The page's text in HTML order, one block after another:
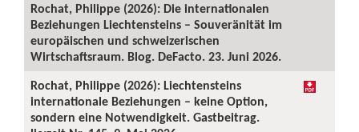
Rochat, Philippe (2026): Die internationalen
Beziehungen Liechtensteins – Souveränität im
europäischen und schweizerischen
Wirtschaftsraum. Blog. DeFacto. 23. Juni 2026.
Rochat, Philippe (2026): Liechtensteins
internationale Beziehungen – keine Option,
sondern eine Notwendigkeit. Gastbeitrag.